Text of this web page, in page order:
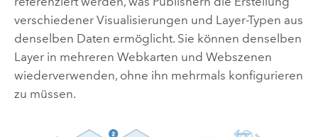
verschiedener Visualisierungen und Layer-Typen aus
denselben Daten ermöglicht. Sie können denselben
Layer in mehreren Webkarten und Webszenen
wiederverwenden, ohne ihn mehrmals konfigurieren
zu müssen.